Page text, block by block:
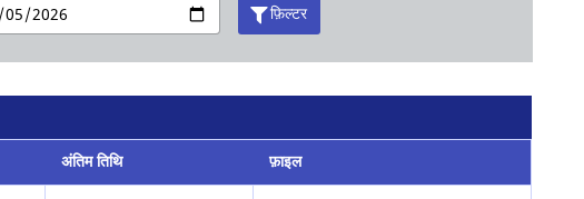
फ़िल्टर
अंतिम तिथि फ़ाइल